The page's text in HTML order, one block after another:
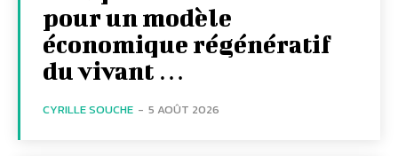
pour un modèle
économique régénératif
du vivant …
CYRILLE SOUCHE - 5 AOÛT 2026